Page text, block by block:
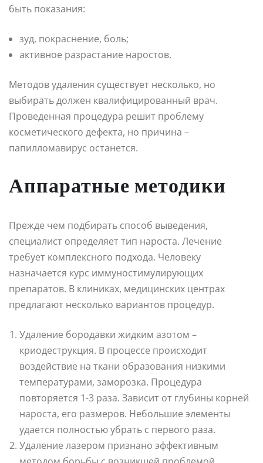
быть показания:
зуд, покраснение, боль;
активное разрастание наростов.
Методов удаления существует несколько, но
выбирать должен квалифицированный врач.
Проведенная процедура решит проблему
косметического дефекта, но причина –
папилломавирус останется.
Аппаратные методики
Прежде чем подбирать способ выведения,
специалист определяет тип нароста. Лечение
требует комплексного подхода. Человеку
назначается курс иммуностимулирующих
препаратов. В клиниках, медицинских центрах
предлагают несколько вариантов процедур.
Удаление бородавки жидким азотом –
криодеструкция. В процессе происходит
воздействие на ткани образования низкими
температурами, заморозка. Процедура
повторяется 1-3 раза. Зависит от глубины корней
нароста, его размеров. Небольшие элементы
удается полностью убрать с первого раза.
Удаление лазером признано эффективным